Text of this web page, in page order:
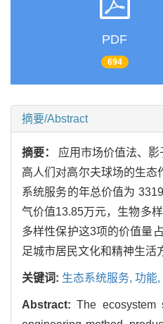
PDF
694
摘要/Abstract
摘要： 应用市场价值法、
高人们对高尔夫球场的生
系统服务的年总价值为
气价值13.85万元，生物多
多样性保护这3项的价值量
足城市居民文化和精神生活
关键词: 生态系统服务, 功能,
Abstract:The ecosystem